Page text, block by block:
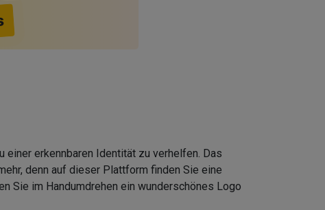
einer erkennbaren Identität zu verhelfen. Das
denn auf dieser Plattform finden Sie eine
Sie im Handumdrehen ein wunderschönes Logo